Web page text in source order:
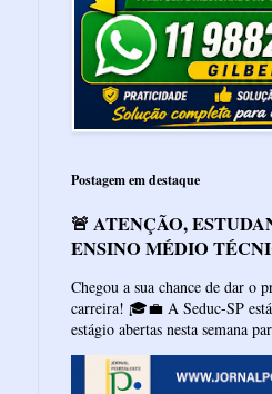
Postagem em destaque
🚨 ATENÇÃO,
ENSINO MÉDIO
Chegou a sua chance de dar o
carreira! 🎓💼 A Seduc-SP
estágio abertas nesta semana